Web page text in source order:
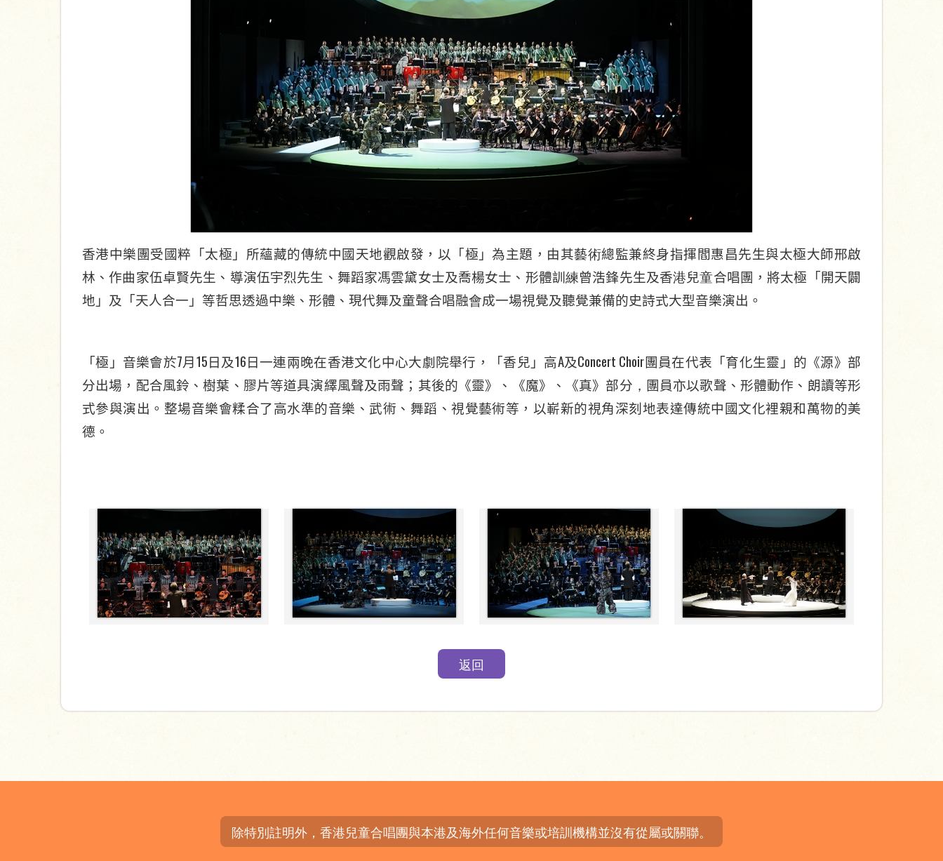
香港中樂團 受 國粹「太極」所蘊藏的傳統中國天地觀啟發，以「極」為主題，由其藝術總監兼終身指揮閻惠昌先生與太極大師邢啟
林、作曲家伍卓賢先生、導演伍宇烈先生、舞蹈家馮雲黛女士及喬楊女士、形體訓練曾浩鋒先生及香港兒童合唱團，將太極「開天闢
地」 及 「天人合一」 等哲思透過中樂、形體、現代舞及童聲合唱融會成一場視覺及聽覺兼備的史詩式大型音樂演出 。
「極」音樂會於7月 15 日及16 日一連兩晚在香港文化中心大劇院舉行，「香兒」高A及Concert Choir團員在代表「育化生靈」的 《源》 部
分出場，配合風鈴、樹葉、膠片等道具演繹風聲及雨聲；其後的 《靈》 、 《魔》 、 《真》 部分 ， 團員亦以歌聲、形體動作、朗讀等形
式參與演出。整場音樂會糅合了高水準的音樂、武術、舞蹈、視覺藝術等，以嶄新的視角深刻地表達傳統中國文化裡親和萬物的美
德。
返回
除特別註明外，香港兒童合唱團與本港及海外任何音樂或培訓機構並沒有從屬或關聯。